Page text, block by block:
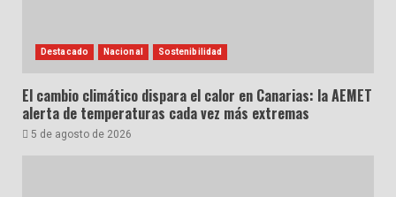
Destacado Nacional Sostenibilidad
El cambio climático dispara el calor en Canarias: la AEMET
alerta de temperaturas cada vez más extremas
5 de agosto de 2026